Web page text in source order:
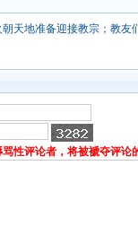
天地准备迎接教宗；教友
性评论者，将被褫夺评论